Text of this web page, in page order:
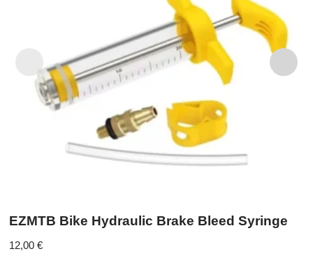
EZMTB Bike Hydraulic Brake Bleed Syringe
12,00 €